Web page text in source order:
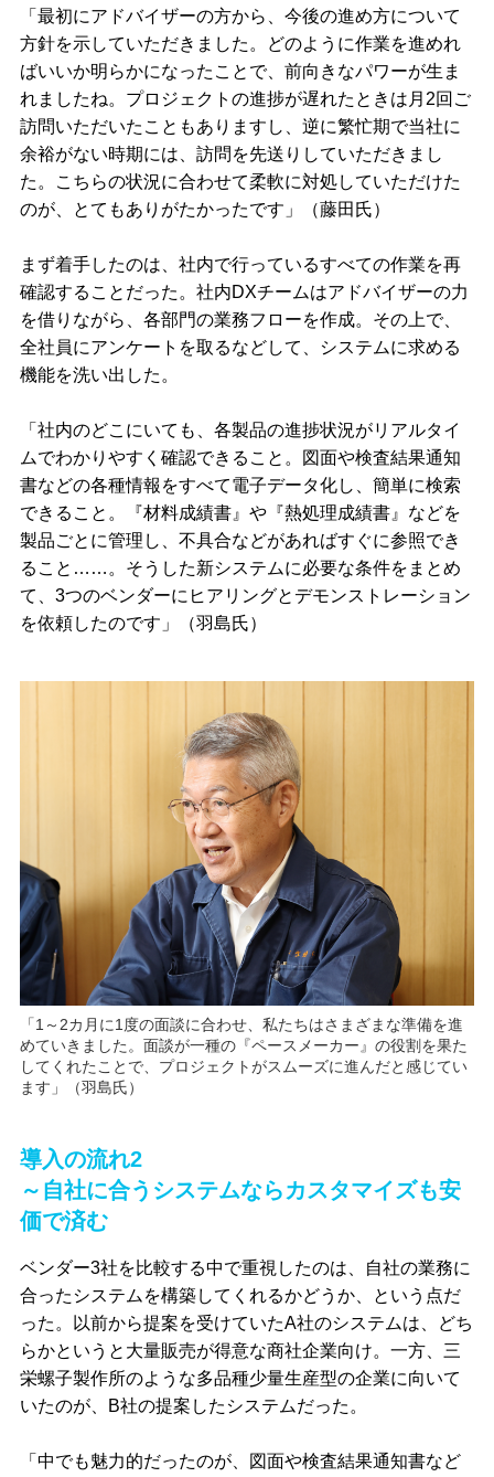
「最初にアドバイザーの方から、今後の進め方について
方針を示していただきました。どのように作業を進めれ
ばいいか明らかになったことで、前向きなパワーが生ま
れましたね。プロジェクトの進捗が遅れたときは月2回ご
訪問いただいたこともありますし、逆に繁忙期で当社に
余裕がない時期には、訪問を先送りしていただきまし
た。こちらの状況に合わせて柔軟に対処していただけた
のが、とてもありがたかったです」（藤田氏）
まず着手したのは、社内で行っているすべての作業を再
確認することだった。社内DXチームはアドバイザーの力
を借りながら、各部門の業務フローを作成。その上で、
全社員にアンケートを取るなどして、システムに求める
機能を洗い出した。
「社内のどこにいても、各製品の進捗状況がリアルタイ
ムでわかりやすく確認できること。図面や検査結果通知
書などの各種情報をすべて電子データ化し、簡単に検索
できること。『材料成績書』や『熱処理成績書』などを
製品ごとに管理し、不具合などがあればすぐに参照でき
ること……。そうした新システムに必要な条件をまとめ
て、3つのベンダーにヒアリングとデモンストレーション
を依頼したのです」（羽島氏）
「1～2カ月に1度の面談に合わせ、私たちはさまざまな準備を進
めていきました。面談が一種の『ペースメーカー』の役割を果た
してくれたことで、プロジェクトがスムーズに進んだと感じてい
ます」（羽島氏）
導入の流れ2
～自社に合うシステムならカスタマイズも安
価で済む
ベンダー3社を比較する中で重視したのは、自社の業務に
合ったシステムを構築してくれるかどうか、という点だ
った。以前から提案を受けていたA社のシステムは、どち
らかというと大量販売が得意な商社企業向け。一方、三
栄螺子製作所のような多品種少量生産型の企業に向いて
いたのが、B社の提案したシステムだった。
「中でも魅力的だったのが、図面や検査結果通知書など